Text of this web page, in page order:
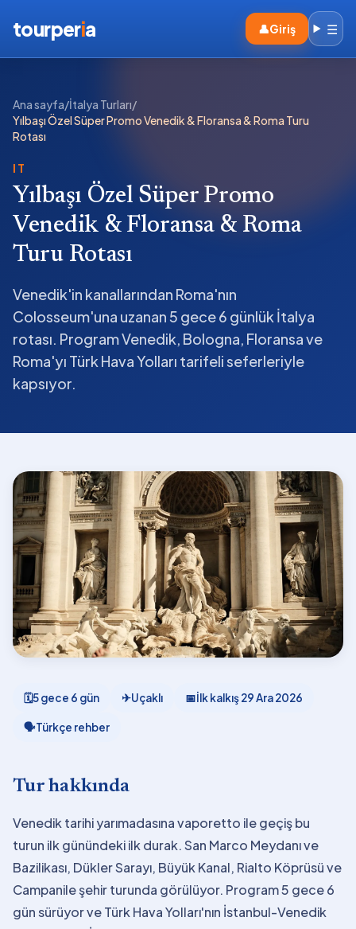
tourperia 👤Giriş ☰
Ana sayfa/İtalya Turları/
Yılbaşı Özel Süper Promo Venedik & Floransa & Roma Turu
Rotası
IT
Yılbaşı Özel Süper Promo
Venedik & Floransa & Roma
Turu Rotası
Venedik'in kanallarından Roma'nın
Colosseum'una uzanan 5 gece 6 günlük İtalya
rotası. Program Venedik, Bologna, Floransa ve
Roma'yı Türk Hava Yolları tarifeli seferleriyle
kapsıyor.
🗓5 gece 6 gün ✈Uçaklı 📅İlk kalkış29 Ara 2026
🗣Türkçe rehber
Tur hakkında
Venedik tarihi yarımadasına vaporetto ile geçiş bu
turun ilk günündeki ilk durak. San Marco Meydanı ve
Bazilikası, Dükler Sarayı, Büyük Kanal, Rialto Köprüsü ve
Campanile şehir turunda görülüyor. Program 5 gece 6
gün sürüyor ve Türk Hava Yolları'nın İstanbul-Venedik